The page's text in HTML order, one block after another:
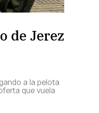
de Jerez
a la pelota
que vuela